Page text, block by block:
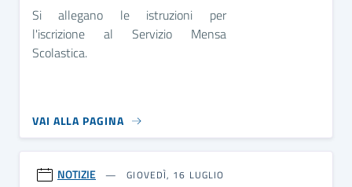
Si allegano le istruzioni per
l'iscrizione al Servizio Mensa
Scolastica.
VAI ALLA PAGINA
NOTIZIE
GIOVEDÌ, 16 LUGLIO